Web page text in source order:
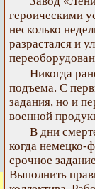
героическими
несколько
разрастался и
Никогда
подъема. С
задания, но и
военной
В дни
когда немецко-
срочное
Выполнить